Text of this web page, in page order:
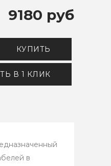
9180 руб
КУПИТЬ
В 1 КЛИК
в